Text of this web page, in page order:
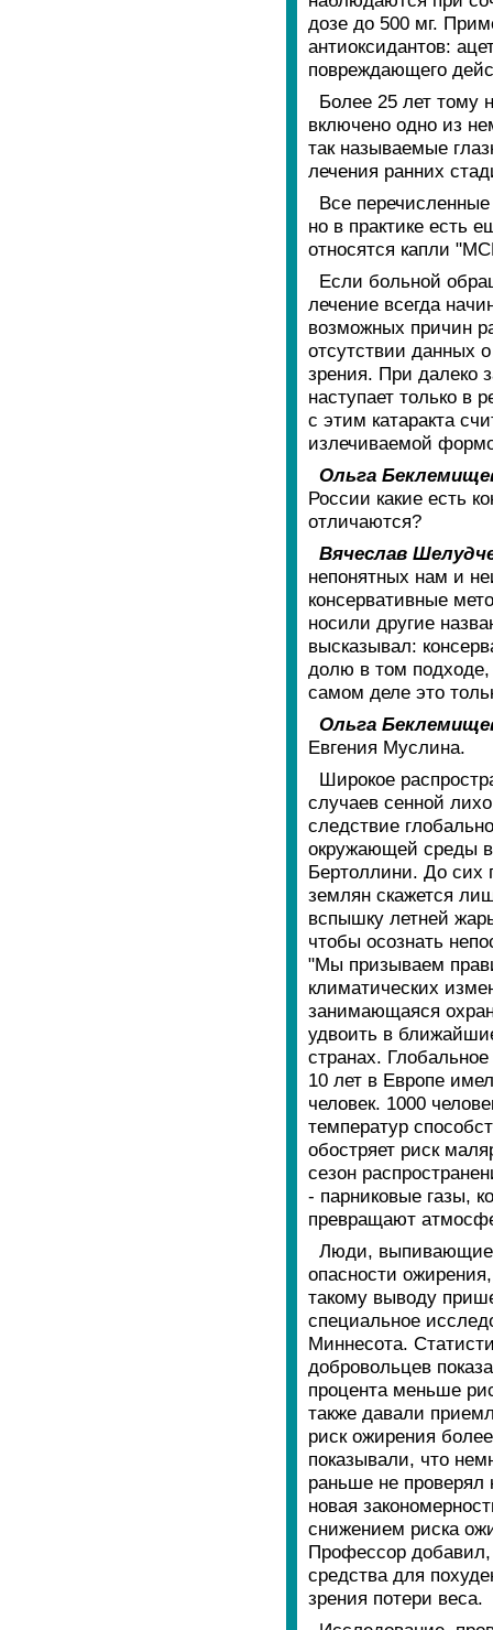
дозе до 500 мг.
антиоксидантов:
повреждающего
Более 25 лет тому
включено одно из
так называемые
лечения ранних
Все перечисленные
но в практике есть
относятся капли
Если больной
лечение всегда
возможных причин
отсутствии данных
зрения. При далеко
наступает только в
с этим катаракта
излечиваемой
Ольга
России какие есть
отличаются?
Вячеслав
непонятных нам и
консервативные
носили другие
высказывал:
долю в том
самом деле это
Ольга
Евгения Муслина.
Широкое
случаев сенной
следствие
окружающей среды
Бертоллини. До сих
землян скажется
вспышку летней
чтобы осознать
"Мы призываем
климатических
занимающаяся
удвоить в
странах.
10 лет в Европе
человек. 1000
температур
обостряет риск
сезон
- парниковые газы,
превращают
Люди, выпивающие
опасности
такому выводу
специальное
Миннесота.
добровольцев
процента меньше
также давали
риск ожирения
показывали, что
раньше не
новая
снижением риска
Профессор добавил,
средства для
зрения потери веса.